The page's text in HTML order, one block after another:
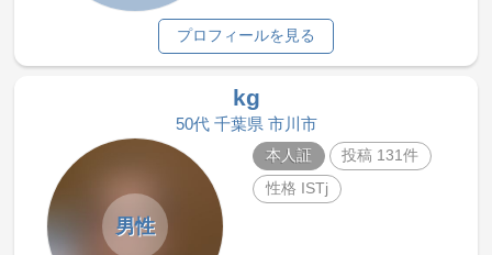
プロフィールを見る
kg
50代 千葉県 市川市
男性
本人証
投稿 131件
性格 ISTj